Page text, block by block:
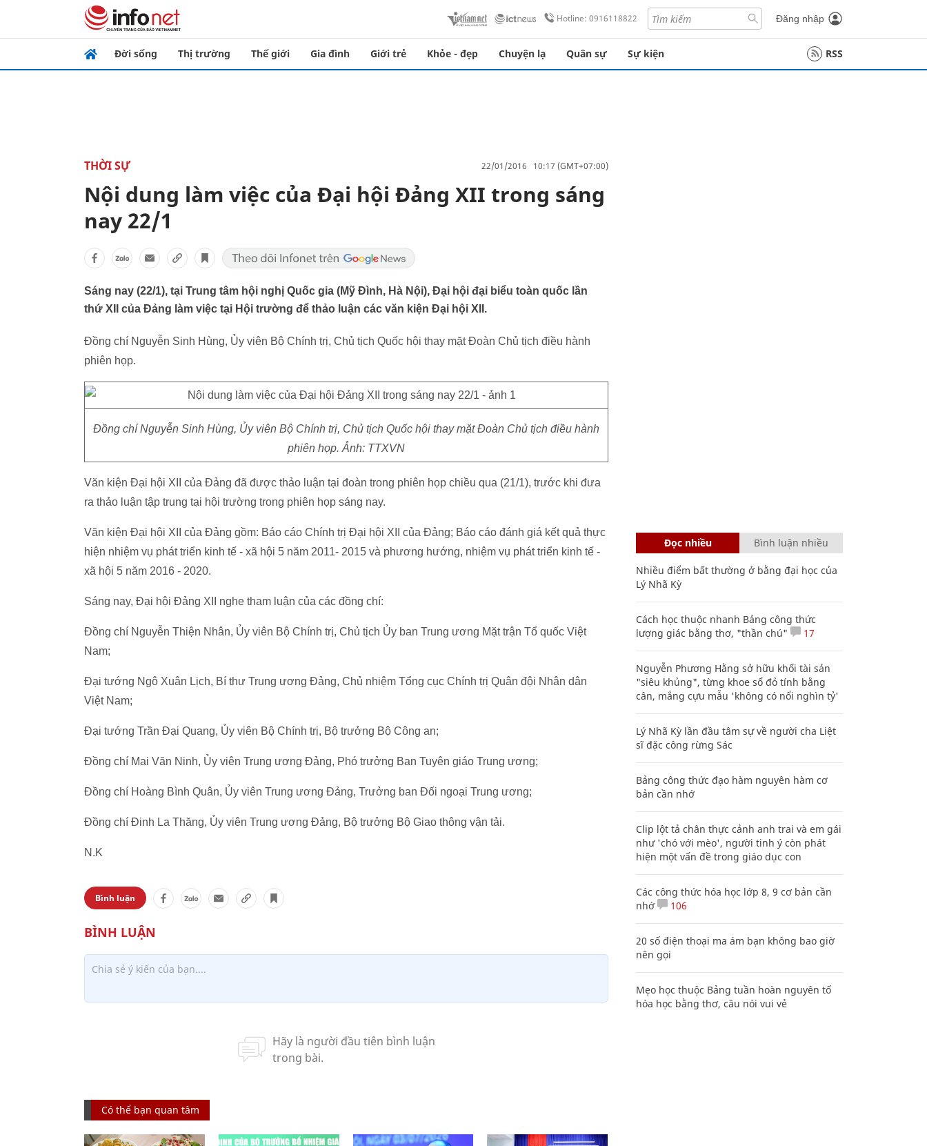
Hotline: 0916118822 Đăng nhập
Đời sống Thị trường Thế giới Gia đình Giới trẻ Khỏe - đẹp Chuyện lạ Quân sự Sự kiện RSS
THỜI SỰ 22/01/2016 10:17 (GMT+07:00)
Nội dung làm việc của Đại hội Đảng XII trong sáng
nay 22/1
Sáng nay (22/1), tại Trung tâm hội nghị Quốc gia (Mỹ Đình, Hà Nội), Đại hội đại biểu toàn quốc lần
thứ XII của Đảng làm việc tại Hội trường để thảo luận các văn kiện Đại hội XII.
Đồng chí Nguyễn Sinh Hùng, Ủy viên Bộ Chính trị, Chủ tịch Quốc hội thay mặt Đoàn Chủ tịch điều hành
phiên họp.
Đồng chí Nguyễn Sinh Hùng, Ủy viên Bộ Chính trị, Chủ tịch Quốc hội thay mặt Đoàn Chủ tịch điều hành
phiên họp. Ảnh: TTXVN
Văn kiện Đại hội XII của Đảng đã được thảo luận tại đoàn trong phiên họp chiều qua (21/1), trước khi đưa
ra thảo luận tập trung tại hội trường trong phiên họp sáng nay.
Văn kiện Đại hội XII của Đảng gồm: Báo cáo Chính trị Đại hội XII của Đảng; Báo cáo đánh giá kết quả thực
hiện nhiệm vụ phát triển kinh tế - xã hội 5 năm 2011- 2015 và phương hướng, nhiệm vụ phát triển kinh tế -
xã hội 5 năm 2016 - 2020.
Sáng nay, Đại hội Đảng XII nghe tham luận của các đồng chí:
Đồng chí Nguyễn Thiện Nhân, Ủy viên Bộ Chính trị, Chủ tịch Ủy ban Trung ương Mặt trận Tổ quốc Việt
Nam;
Đại tướng Ngô Xuân Lịch, Bí thư Trung ương Đảng, Chủ nhiệm Tổng cục Chính trị Quân đội Nhân dân
Việt Nam;
Đại tướng Trần Đại Quang, Ủy viên Bộ Chính trị, Bộ trưởng Bộ Công an;
Đồng chí Mai Văn Ninh, Ủy viên Trung ương Đảng, Phó trưởng Ban Tuyên giáo Trung ương;
Đồng chí Hoàng Bình Quân, Ủy viên Trung ương Đảng, Trưởng ban Đối ngoại Trung ương;
Đồng chí Đinh La Thăng, Ủy viên Trung ương Đảng, Bộ trưởng Bộ Giao thông vận tải.
N.K
Bình luận
Có thể bạn quan tâm
Đọc nhiều Bình luận nhiều
Nhiều điểm bất thường ở bằng đại học của
Lý Nhã Kỳ
Cách học thuộc nhanh Bảng công thức
lượng giác bằng thơ, "thần chú"
17
Nguyễn Phương Hằng sở hữu khối tài sản
"siêu khủng", từng khoe sổ đỏ tính bằng
cân, mắng cựu mẫu 'không có nổi nghìn tỷ'
Lý Nhã Kỳ lần đầu tâm sự về người cha Liệt
sĩ đặc công rừng Sác
Bảng công thức đạo hàm nguyên hàm cơ
bản cần nhớ
Clip lột tả chân thực cảnh anh trai và em gái
như 'chó với mèo', người tinh ý còn phát
hiện một vấn đề trong giáo dục con
Các công thức hóa học lớp 8, 9 cơ bản cần
nhớ
106
20 số điện thoại ma ám bạn không bao giờ
nên gọi
Mẹo học thuộc Bảng tuần hoàn nguyên tố
hóa học bằng thơ, câu nói vui vẻ